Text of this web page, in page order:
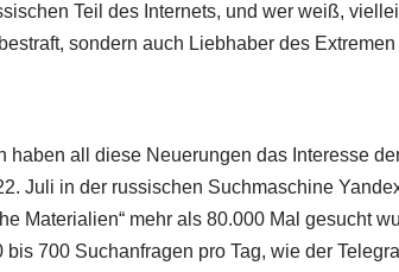
Teil des Internets, und wer weiß,
sondern auch Liebhaber des
haben all diese Neuerungen das Interesse
Juli in der russischen Suchmaschine
Materialien“ mehr als 80.000 Mal gesucht
bis 700 Suchanfragen pro Tag, wie der